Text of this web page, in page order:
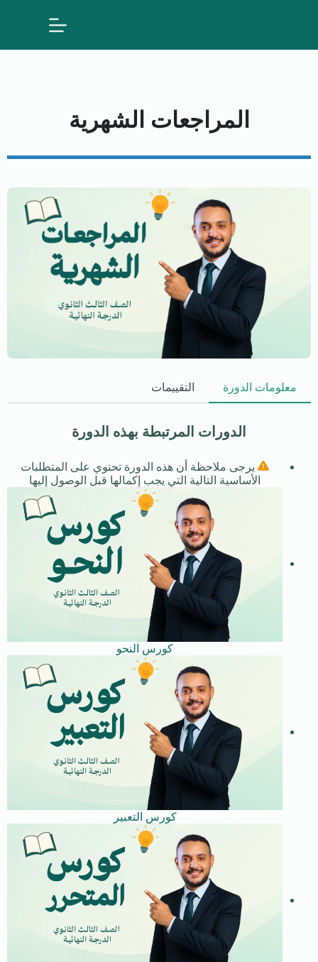
المراجعات الشهرية
معلومات الدورة التقييمات
الدورات المرتبطة بهذه الدورة
يرجى ملاحظة أن هذه الدورة تحتوي على المتطلبات
الأساسية التالية التي يجب إكمالها قبل الوصول إليها
كورس النحو
كورس التعبير